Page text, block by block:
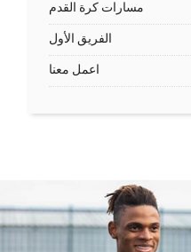
مسارات كرة القدم
الفريق الأول
اعمل معنا